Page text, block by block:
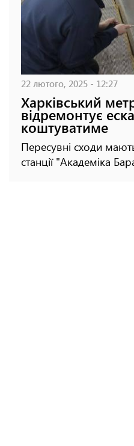
22 лютого, 2025 - 12:27
Харківський
відремонтує
коштуватиме
Пересувні сходи
станції "Академіка